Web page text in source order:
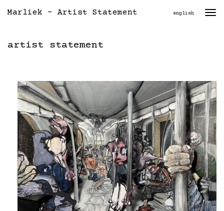
Marliek - Artist Statement english
artist statement